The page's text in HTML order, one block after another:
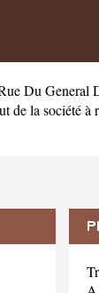
Du
la société à